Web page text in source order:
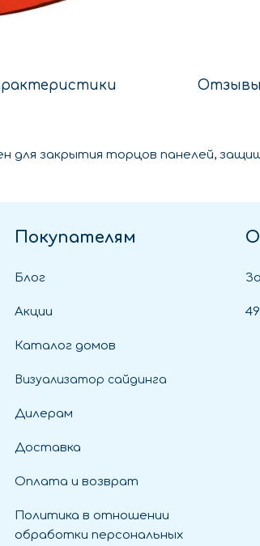
для закрытия торцов панелей,
Покупателям
Блог
Акции
Каталог домов
Визуализатор сайдинга
Дилерам
Доставка
Оплата и возврат
Политика в отношении
обработки персональных